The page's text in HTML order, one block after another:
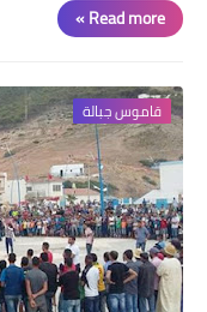
Read more »
قاموس جبالة